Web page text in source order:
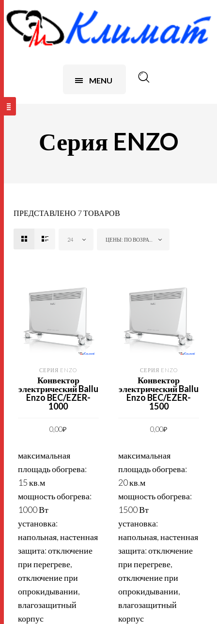
MENU
Серия ENZO
ПРЕДСТАВЛЕНО 7 ТОВАРОВ
24 ЦЕНЫ: ПО ВОЗРАСТАНИЮ
СЕРИЯ ENZO
Конвектор
электрический Ballu
Enzo BEC/EZER-
1000
0,00₽
максимальная
площадь обогрева:
15 кв.м
мощность обогрева:
1000 Вт
установка:
напольная, настенная
защита: отключение
при перегреве,
отключение при
опрокидывании,
влагозащитный
корпус
СЕРИЯ ENZO
Конвектор
электрический Ballu
Enzo BEC/EZER-
1500
0,00₽
максимальная
площадь обогрева:
20 кв.м
мощность обогрева:
1500 Вт
установка:
напольная, настенная
защита: отключение
при перегреве,
отключение при
опрокидывании,
влагозащитный
корпус